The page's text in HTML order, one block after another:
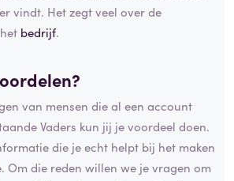
vindt. Het zegt veel over de
bedrijf.
van mensen die al een account
Vaders kun jij je voordeel doen.
die je echt helpt bij het maken
Om die reden willen we je vragen om